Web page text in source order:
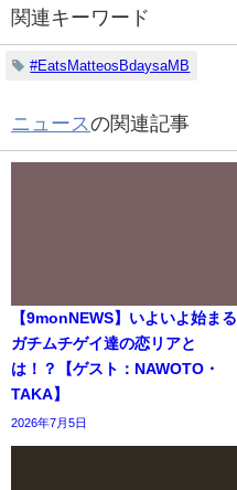
関連キーワード
#EatsMatteosBdaysaMB
ニュースの関連記事
【9monNEWS】いよいよ始まる
ガチムチゲイ達の恋リアと
は！？【ゲスト：NAWOTO・
TAKA】
2026年7月5日